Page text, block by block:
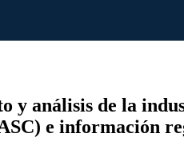
y análisis de la
e información